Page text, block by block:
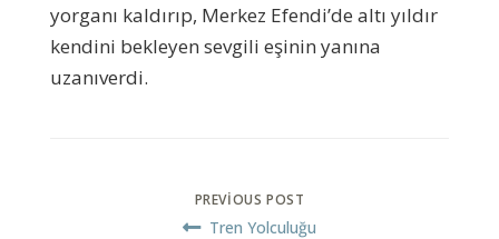
yorganı kaldırıp, Merkez Efendi’de altı yıldır
kendini bekleyen sevgili eşinin yanına
uzanıverdi.
PREVIOUS POST
Tren Yolculuğu